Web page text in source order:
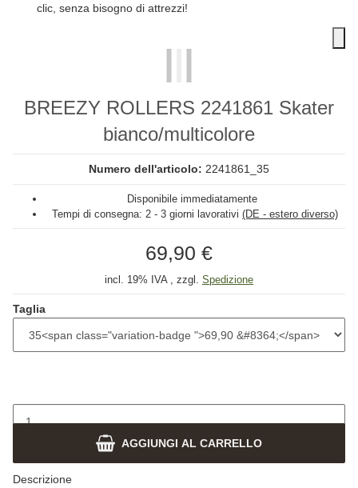
clic, senza bisogno di attrezzi!
BREEZY ROLLERS 2241861 Skater
bianco/multicolore
Numero dell'articolo: 2241861_35
Disponibile immediatamente
Tempi di consegna: 2 - 3 giorni lavorativi (DE - estero diverso)
69,90 €
incl. 19% IVA , zzgl. Spedizione
Taglia
AGGIUNGI AL CARRELLO
Descrizione